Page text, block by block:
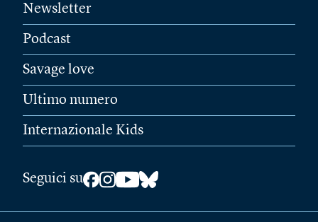
Newsletter
Podcast
Savage love
Ultimo numero
Internazionale Kids
Seguici su